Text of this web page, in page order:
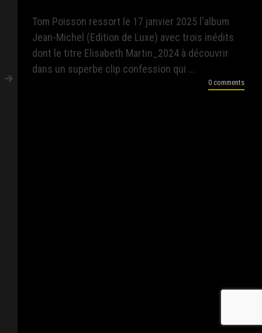
Tom Poisson ressort le 17 janvier 2025 l'album
Jean-Michel (Edition de Luxe) avec trois inédits
dont le titre Elisabeth Martin_2024 à découvrir
dans un superbe clip confession qui ...
0 comments